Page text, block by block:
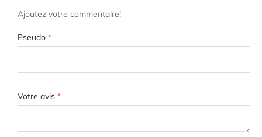
Ajoutez votre commentaire!
Pseudo *
Votre avis *